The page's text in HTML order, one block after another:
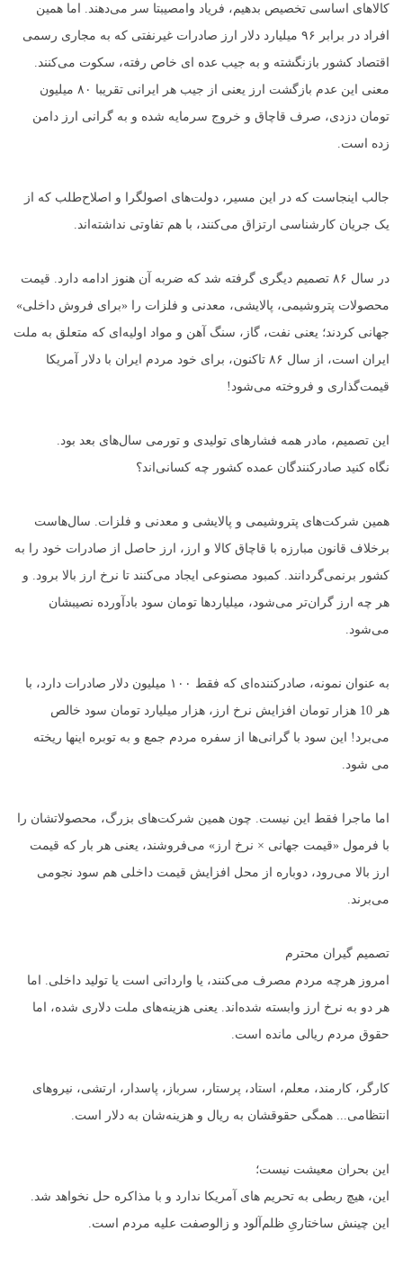
کالاهای اساسی تخصیص بدهیم، فریاد وامصیبتا سر می‌دهند. اما همین
افراد در برابر ۹۶ میلیارد دلار ارز صادرات غیرنفتی که به مجاری رسمی
اقتصاد کشور بازنگشته و به جیب عده ای خاص رفته، سکوت می‌کنند.
معنی این عدم بازگشت ارز یعنی از جیب هر ایرانی تقریبا ۸۰ میلیون
تومان دزدی، صرف قاچاق و خروج سرمایه شده و به گرانی ارز دامن
زده است.
جالب اینجاست که در این مسیر، دولت‌های اصولگرا و اصلاح‌طلب که از
یک جریان کارشناسی ارتزاق می‌کنند، با هم تفاوتی نداشته‌اند.
در سال ۸۶ تصمیم دیگری گرفته شد که ضربه آن هنوز ادامه دارد. قیمت
محصولات پتروشیمی، پالایشی، معدنی و فلزات را «برای فروش داخلی»
جهانی کردند؛ یعنی نفت، گاز، سنگ آهن و مواد اولیه‌ای که متعلق به ملت
ایران است، از سال ۸۶ تاکنون، برای خود مردم ایران با دلار آمریکا
قیمت‌گذاری و فروخته می‌شود!
این تصمیم، مادر همه فشارهای تولیدی و تورمی سال‌های بعد بود.
نگاه کنید صادرکنندگان عمده کشور چه کسانی‌اند؟
همین شرکت‌های پتروشیمی و پالایشی و معدنی و فلزات. سال‌هاست
برخلاف قانون مبارزه با قاچاق کالا و ارز، ارز حاصل از صادرات خود را به
کشور برنمی‌گردانند. کمبود مصنوعی ایجاد می‌کنند تا نرخ ارز بالا برود. و
هر چه ارز گران‌تر می‌شود، میلیاردها تومان سود بادآورده نصیبشان
می‌شود.
به عنوان نمونه، صادرکننده‌ای که فقط ۱۰۰ میلیون دلار صادرات دارد، با
هر 10 هزار تومان افزایش نرخ ارز، هزار میلیارد تومان سود خالص
می‌برد! این سود با گرانی‌ها از سفره مردم جمع و به توبره اینها ریخته
می شود.
اما ماجرا فقط این نیست. چون همین شرکت‌های بزرگ، محصولاتشان را
با فرمول «قیمت جهانی × نرخ ارز» می‌فروشند، یعنی هر بار که قیمت
ارز بالا می‌رود، دوباره از محل افزایش قیمت داخلی هم سود نجومی
می‌برند.
تصمیم گیران محترم
امروز هرچه مردم مصرف می‌کنند، یا وارداتی است یا تولید داخلی. اما
هر دو به نرخ ارز وابسته شده‌اند. یعنی هزینه‌های ملت دلاری شده، اما
حقوق مردم ریالی مانده است.
کارگر، کارمند، معلم، استاد، پرستار، سرباز، پاسدار، ارتشی، نیروهای
انتظامی... همگی حقوقشان به ریال و هزینه‌شان به دلار است.
این بحران معیشت نیست؛
این، هیچ ربطی به تحریم های آمریکا ندارد و با مذاکره حل نخواهد شد.
این چینش ساختاریِ ظلم‌آلود و زالوصفت علیه مردم است.